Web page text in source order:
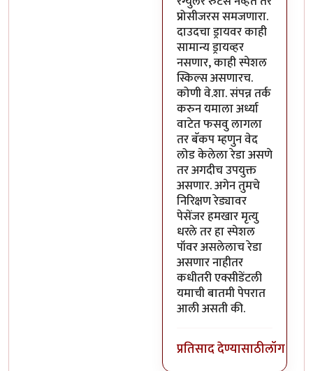
प्रोसीजरस समजणारा.
दाउदचा ड्रायवर काही
सामान्य ड्रायव्हर
नसणार, काही स्पेशल
स्किल्स असणारच.
कोणी वे.शा. संपन्न तर्क
करुन यमाला अर्ध्या
वाटेत फसवु लागला
तर बॅकप म्हणुन वेद
लोड केलेला रेडा असणे
तर अगदीच उपयुक्त
असणार. अगेन तुमचे
निरिक्षण रेड्यावर
पेसेंजर हमखार मृत्यु
धरले तर हा स्पेशल
पॉवर असलेलाच रेडा
असणार नाहीतर
कधीतरी एक्सीडेंटली
यमाची बातमी पेपरात
आली असती की.
प्रतिसाद देण्यासाठीलॉग इन